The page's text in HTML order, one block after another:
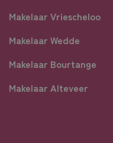
Makelaar Vriescheloo
Makelaar Wedde
Makelaar Bourtange
Makelaar Alteveer